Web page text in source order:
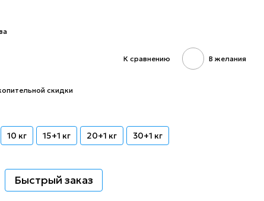
К сравнению В желания
скидки
10 кг 15+1 кг 20+1 кг 30+1 кг
Быстрый заказ